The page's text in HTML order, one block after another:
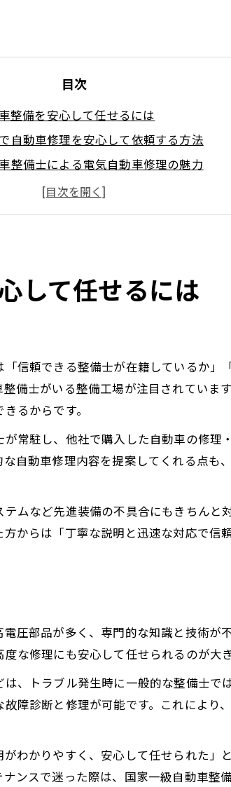
目次
整備を安心して任せるには
自動車修理を安心して依頼する方法
整備士による電気自動車修理の魅力
・EVの修理も秋田県横手市で万全
理や整備・車検もお気軽に相談可能
国家一級整備士が行う電気自動車修理
自動車の修理・整備も柔軟に対応可能
ステムの修理にも国家資格整備士が対応
受ける低価格で良心的な整備提案の特徴
みも秋田県横手市で即解決
整備士がハイブリッド車の悩みを解決
ハイブリッド車修理も安心して任せら
検もお気軽に相談できる体制を紹介
ステムの点検・修理もおまかせ
電気自動車やハイブリッド車修理に強
車も柔軟に修理・整備対応可能な強み
レーキ修理で信頼される技術力とは
な自動車修理内容を提案する秘密
整備が必要な時の選択肢
整備士による衝突軽減ブレーキ整備の
イブリッド車の先進装備にも対応可能
して任せるには
信頼できる整備士が在籍しているか
備士がいる整備工場が注目されていま
るからです。
常駐し、他社で購入した自動車の修
自動車修理内容を提案してくれる点も
ムなど先進装備の不具合にもきちんと
からは「丁寧な説明と迅速な対応で信
圧部品が多く、専門的な知識と技術が
な修理にも安心して任せられるのが大
、トラブル発生時に一般的な整備士で
障診断と修理が可能です。これにより
わかりやすく、安心して任せられた
ンスで迷った際は、国家一級自動車整